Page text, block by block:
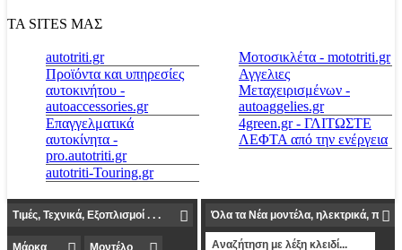
ΤΑ SITES ΜΑΣ
autotriti.gr
Προϊόντα και υπηρεσίες
αυτοκινήτου -
autoaccessories.gr
Επαγγελματικά
αυτοκίνητα -
pro.autotriti.gr
autotriti-Touring.gr
Μοτοσικλέτα - mototriti.gr
Αγγελιες
Μεταχειρισμένων -
autoaggelies.gr
4green.gr - ΓΛΙΤΩΣΤΕ
ΛΕΦΤΑ από την ενέργεια